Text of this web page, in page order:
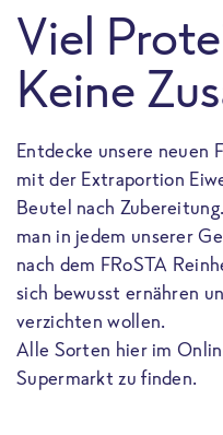
Viel
Keine
Entdecke unsere neuen
mit der Extraportion
Beutel nach
man in jedem unserer
nach dem FRoSTA
sich bewusst ernähren
verzichten wollen.
Alle Sorten hier im
Supermarkt zu finden.